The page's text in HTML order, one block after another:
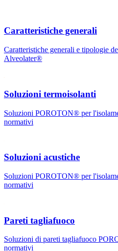
Caratteristiche generali
Caratteristiche generali e tipologie
Alveolater®
Soluzioni termoisolanti
Soluzioni POROTON® per
normativi
Soluzioni acustiche
Soluzioni POROTON® per
normativi
Pareti tagliafuoco
Soluzioni di pareti tagliafuoco
normativi